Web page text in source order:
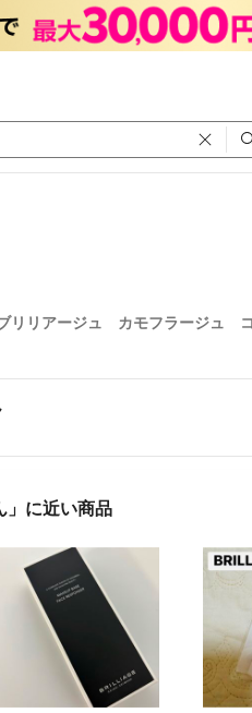
リリアージュ カモフラージュ
に近い商品